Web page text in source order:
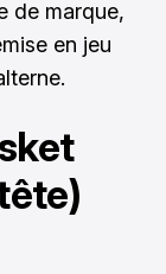
de marque,
en jeu